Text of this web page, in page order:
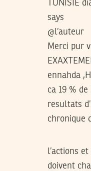
TUNISIE
says
@l’auteur
Merci pur
ennahda
ca 19 %
resultats
chronique
l’actions
doivent